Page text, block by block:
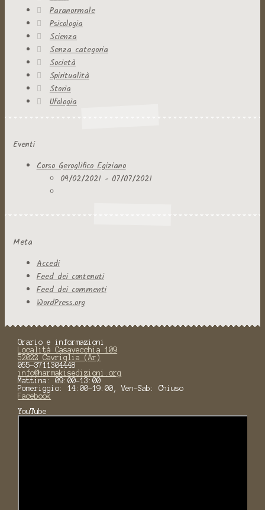
Paranormale
Psicologia
Scienza
Senza categoria
Società
Spiritualità
Storia
Ufologia
Eventi
Corso Geroglifico Egiziano
09/02/2021 - 07/07/2021
Meta
Accedi
Feed dei contenuti
Feed dei commenti
WordPress.org
Orario e informazioni
Località Casavecchia 109
52022 Cavriglia (Ar)
055-3711304448
info@harmakisedizioni.org
Mattina: 09:00-13:00
Pomeriggio: 14:00-19:00, Ven-Sab: Chiuso
Facebook
YouTube